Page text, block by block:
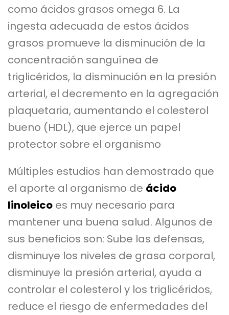
como ácidos grasos omega 6. La
ingesta adecuada de estos ácidos
grasos promueve la disminución de la
concentración sanguínea de
triglicéridos, la disminución en la presión
arterial, el decremento en la agregación
plaquetaria, aumentando el colesterol
bueno (HDL), que ejerce un papel
protector sobre el organismo
Múltiples estudios han demostrado que
el aporte al organismo de ácido
linoleico es muy necesario para
mantener una buena salud. Algunos de
sus beneficios son: Sube las defensas,
disminuye los niveles de grasa corporal,
disminuye la presión arterial, ayuda a
controlar el colesterol y los triglicéridos,
reduce el riesgo de enfermedades del